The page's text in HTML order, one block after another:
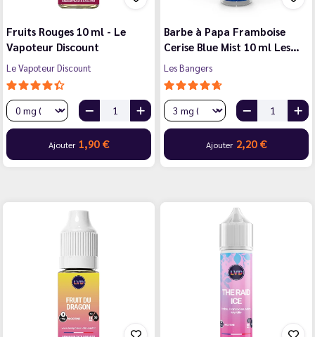
Fruits Rouges 10 ml - Le
Vapoteur Discount
Le Vapoteur Discount
Ajouter 1,90 €
Barbe à Papa Framboise
Cerise Blue Mist 10 ml Les…
Les Bangers
Ajouter 2,20 €